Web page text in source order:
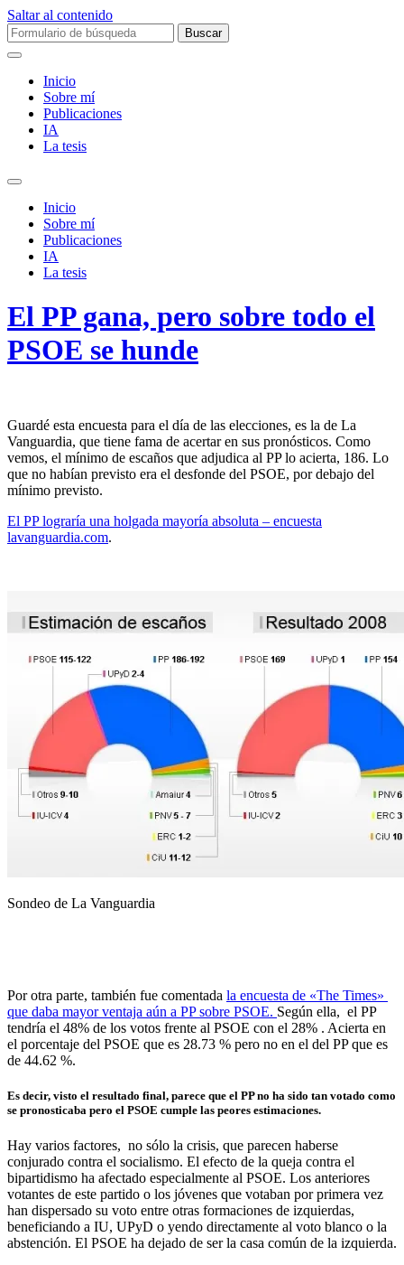
Saltar al contenido
Buscar:
Inicio
Sobre mí­
Publicaciones
IA
La tesis
Alternar
campo
búsqueda
Inicio
Sobre mí­
Publicaciones
IA
La tesis
El PP gana, pero sobre todo el
PSOE se hunde
Guardé esta encuesta para el día de las elecciones, es la de La
Vanguardia, que tiene fama de acertar en sus pronósticos. Como
vemos, el mínimo de escaños que adjudica al PP lo acierta, 186. Lo
que no habían previsto era el desfonde del PSOE, por debajo del
mínimo previsto.
El PP lograría una holgada mayoría absoluta – encuesta
lavanguardia.com.
Sondeo de La Vanguardia
Por otra parte, también fue comentada la encuesta de «The Times»
que daba mayor ventaja aún a PP sobre PSOE. Según ella, el PP
tendría el 48% de los votos frente al PSOE con el 28% . Acierta en
el porcentaje del PSOE que es 28.73 % pero no en el del PP que es
de 44.62 %.
Es decir, visto el resultado final, parece que el PP no ha sido tan votado como
se pronosticaba pero el PSOE cumple las peores estimaciones.
Hay varios factores, no sólo la crisis, que parecen haberse
conjurado contra el socialismo. El efecto de la queja contra el
bipartidismo ha afectado especialmente al PSOE. Los anteriores
votantes de este partido o los jóvenes que votaban por primera vez
han dispersado su voto entre otras formaciones de izquierdas,
beneficiando a IU, UPyD o yendo directamente al voto blanco o la
abstención. El PSOE ha dejado de ser la casa común de la izquierda.